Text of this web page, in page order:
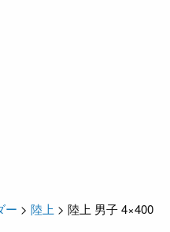
ー >陸上 >陸上 男子 4×400